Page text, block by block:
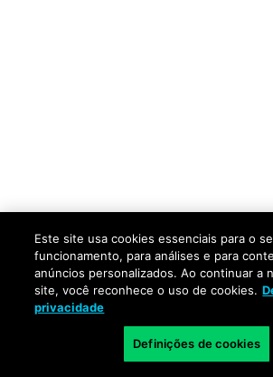
Este site usa cookies essenciais para o
funcionamento, para análises e para
anúncios personalizados. Ao continuar a
site, você reconhece o uso de cookies.
privacidade
Definições de cookies